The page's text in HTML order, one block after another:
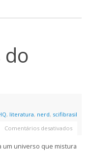
do
, literatura, nerd, scifibrasil
Comentários desativados
um universo que mistura